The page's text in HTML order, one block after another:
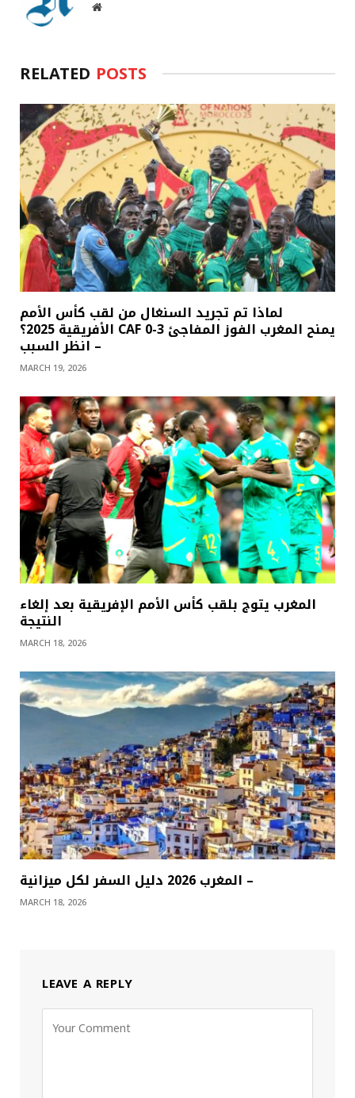
Website
RELATED POSTS
لماذا تم تجريد السنغال من لقب كأس الأمم
الأفريقية 2025؟ CAF يمنح المغرب الفوز المفاجئ 3-0
– انظر السبب
MARCH 19, 2026
المغرب يتوج بلقب كأس الأمم الإفريقية بعد إلغاء
النتيجة
MARCH 18, 2026
المغرب 2026 دليل السفر لكل ميزانية –
MARCH 18, 2026
LEAVE A REPLY